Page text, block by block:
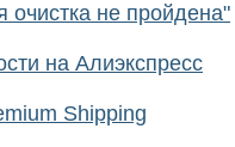
очистка не пройдена"
на Алиэкспресс
Shipping